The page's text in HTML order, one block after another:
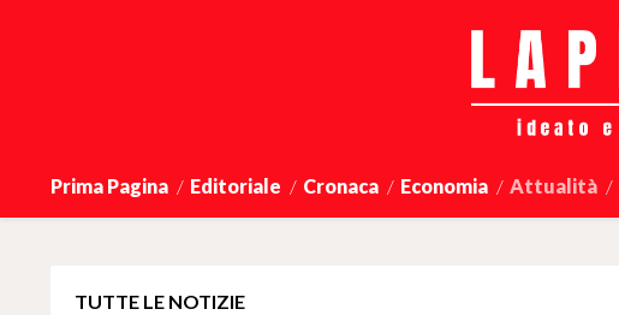
Prima Pagina Editoriale Cronaca Economia Attualità
TUTTE LE NOTIZIE